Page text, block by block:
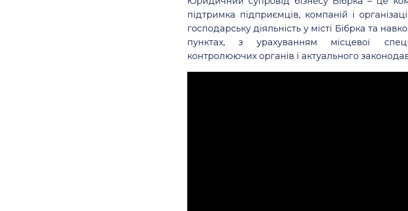
підтримка підприємців, компаній і
господарську діяльність у місті Бібрка та
пунктах, з урахуванням місцевої
контролюючих органів і актуального